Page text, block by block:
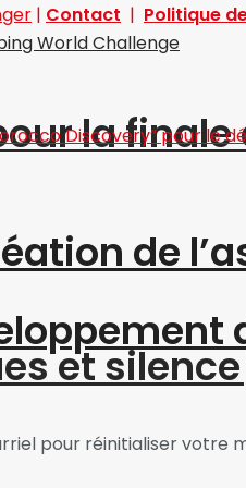
la finale
et
de
| Contact | Politique
pour réinitialiser votre